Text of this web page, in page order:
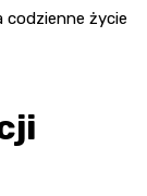
codzienne życie